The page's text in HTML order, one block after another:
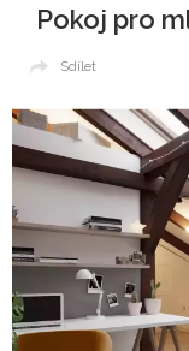
Pokoj pro
Sdílet